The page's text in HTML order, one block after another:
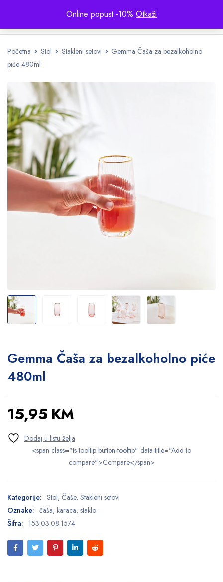
Online popust -10% Otkaži
Početna Stol Stakleni setovi
Gemma Čaša za bezalkoholno
piće 480ml
Gemma Čaša za bezalkoholno piće
480ml
15,95 KM
<span class="ts-tooltip button-tooltip" data-title="Add to
compare">Compare</span>
Kategorije: Stol, Čaše, Stakleni setovi
Oznake: čaša, karaca, staklo
Šifra: 153.03.08.1574